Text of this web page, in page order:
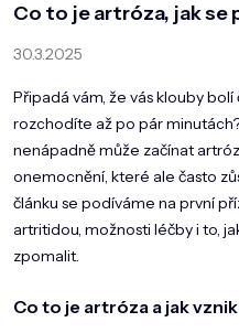
KOSMETICKÉ PŘÍSTROJE
TĚLO
MUŽI
DOMÁCNOST
O NÁS
Co to je artróza, jak se
30.3.2025
Připadá vám, že vás klouby bolí
rozchodíte až po pár
nenápadně může začínat
onemocnění, které ale často
článku se podíváme na první
artritidou, možnosti léčby i to,
zpomalit.
Co to je artróza a jak